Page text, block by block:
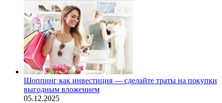
Шоппинг как инвестиция — сделайте траты на покупки
выгодным вложением
05.12.2025